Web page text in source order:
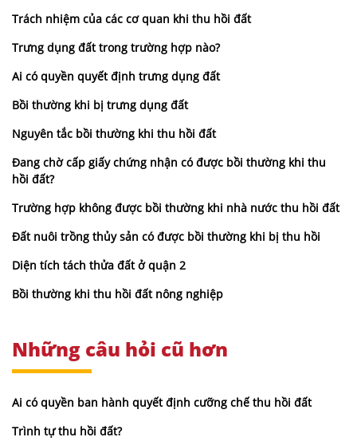
Trách nhiệm của các cơ quan khi thu hồi đất
Trưng dụng đất trong trường hợp nào?
Ai có quyền quyết định trưng dụng đất
Bồi thường khi bị trưng dụng đất
Nguyên tắc bồi thường khi thu hồi đất
Đang chờ cấp giấy chứng nhận có được bồi thường khi thu
hồi đất?
Trường hợp không được bồi thường khi nhà nước thu hồi đất
Đất nuôi trồng thủy sản có được bồi thường khi bị thu hồi
Diện tích tách thửa đất ở quận 2
Bồi thường khi thu hồi đất nông nghiệp
Những câu hỏi cũ hơn
Ai có quyền ban hành quyết định cưỡng chế thu hồi đất
Trình tự thu hồi đất?